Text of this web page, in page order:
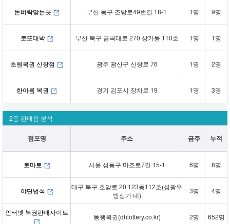
돈벼락맞는곳 부산 동구 조방로49번길 18-1 1명 9명
로또대박 부산 북구 금곡대로 270 상가동 110호 1명 1명
초원복권 신창점 광주 광산구 신창로 76 1명 2명
한아름 복권 경기 김포시 장차로 19 1명 3명
2등 판매점 분석
점포명 주소 금주 누적
토마토 서울 성동구 마조로7길 15-1 6명 8명
야단법석
대구 북구 호암로 20 123동112호(성광우
방상가 내)
3명 4명
인터넷 복권판매사이트
동행복권(dhlottery.co.kr) 2명 652명